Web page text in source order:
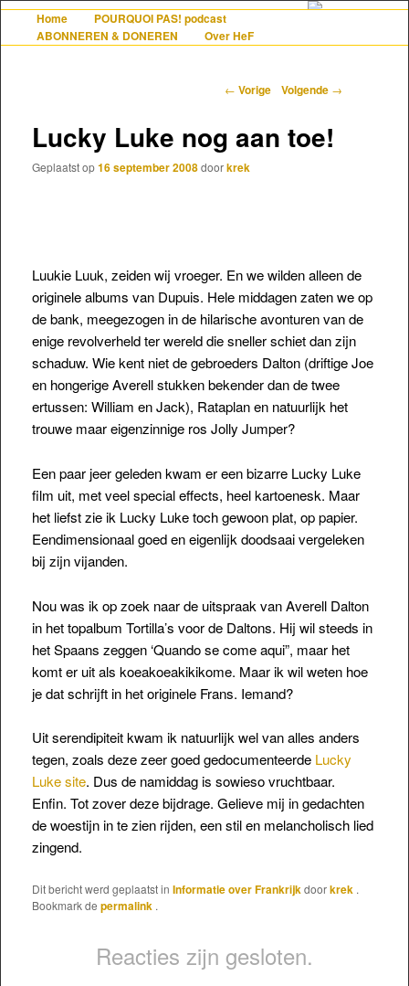
Hollandais en France
De gezelligste website voor Nederlanders die iets met Frankrijk hebben
HoofdmenuSpring naar de primaire inhoud
Spring naar de secundaire inhoud
Home
POURQUOI PAS! podcast
ABONNEREN & DONEREN
Over HeF
Berichtnavigatie
← Vorige Volgende →
Lucky Luke nog aan toe!
Geplaatst op16 september 2008doorkrek
Luukie Luuk, zeiden wij vroeger. En we wilden alleen de
originele albums van Dupuis. Hele middagen zaten we op
de bank, meegezogen in de hilarische avonturen van de
enige revolverheld ter wereld die sneller schiet dan zijn
schaduw. Wie kent niet de gebroeders Dalton (driftige Joe
en hongerige Averell stukken bekender dan de twee
ertussen: William en Jack), Rataplan en natuurlijk het
trouwe maar eigenzinnige ros Jolly Jumper?
Een paar jeer geleden kwam er een bizarre Lucky Luke
film uit, met veel special effects, heel kartoenesk. Maar
het liefst zie ik Lucky Luke toch gewoon plat, op papier.
Eendimensionaal goed en eigenlijk doodsaai vergeleken
bij zijn vijanden.
Nou was ik op zoek naar de uitspraak van Averell Dalton
in het topalbum Tortilla’s voor de Daltons. Hij wil steeds in
het Spaans zeggen ‘Quando se come aqui”, maar het
komt er uit als koeakoeakikikome. Maar ik wil weten hoe
je dat schrijft in het originele Frans. Iemand?
Uit serendipiteit kwam ik natuurlijk wel van alles anders
tegen, zoals deze zeer goed gedocumenteerde Lucky
Luke site. Dus de namiddag is sowieso vruchtbaar.
Enfin. Tot zover deze bijdrage. Gelieve mij in gedachten
de woestijn in te zien rijden, een stil en melancholisch lied
zingend.
Dit bericht werd geplaatst in Informatie over Frankrijkdoorkrek .
Bookmark de permalink .
Reacties zijn gesloten.